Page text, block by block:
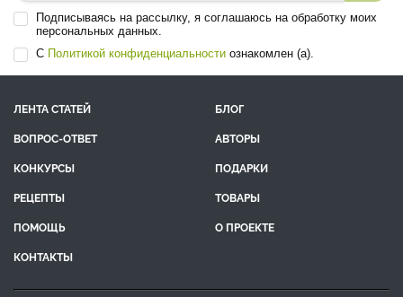
Подписываясь на рассылку, я соглашаюсь на обработку моих
персональных данных.
С Политикой конфиденциальности ознакомлен (а).
ЛЕНТА СТАТЕЙ
БЛОГ
ВОПРОС-ОТВЕТ
АВТОРЫ
КОНКУРСЫ
ПОДАРКИ
РЕЦЕПТЫ
ТОВАРЫ
ПОМОЩЬ
О ПРОЕКТЕ
КОНТАКТЫ